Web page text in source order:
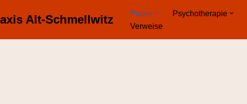
Alt-Schmellwitz Praxis Psychotherapie
Verweise